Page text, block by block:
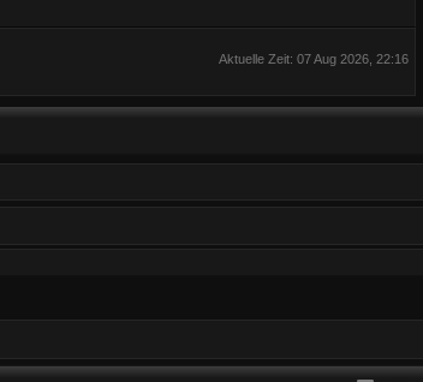
Aktuelle Zeit: 07 Aug 2026, 22:16